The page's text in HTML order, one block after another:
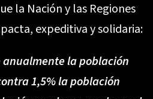
la Nación y las Regiones
expeditiva y solidaria:
la población
1,5% la población